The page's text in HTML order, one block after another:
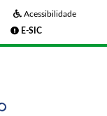
Acessibilidade
E-SIC